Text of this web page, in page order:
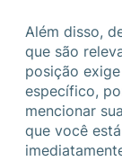
Além disso,
que são
posição
específico,
mencionar
que você